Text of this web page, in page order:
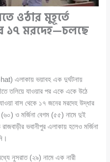
ওঠার মুহূর্তে
১৭ মরদেহ—চলছে
এলাকায় ভয়াবহ এক দুর্ঘটনায়
তলিয়ে যাওয়ার পর একে একে উঠে
বাস থেকে ১৭ জনের মরদেহ উদ্ধার
(৬০) ও মর্জিনা বেগম (৫৫) নামে দুই
রাজবাড়ীর ভবানীপুর এলাকায় হলেও মর্জিনা
নুসরাত (২৯) নামে এক নারী